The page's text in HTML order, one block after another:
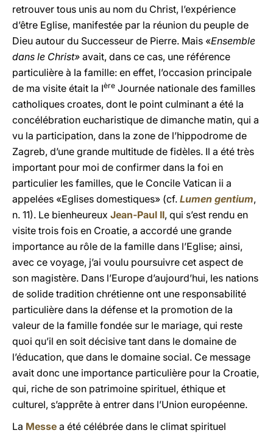
retrouver tous unis au nom du Christ, l’expérience
d’être Eglise, manifestée par la réunion du peuple de
Dieu autour du Successeur de Pierre. Mais «Ensemble
dans le Christ» avait, dans ce cas, une référence
particulière à la famille: en effet, l’occasion principale
de ma visite était la Ière Journée nationale des familles
catholiques croates, dont le point culminant a été la
concélébration eucharistique de dimanche matin, qui a
vu la participation, dans la zone de l’hippodrome de
Zagreb, d’une grande multitude de fidèles. Il a été très
important pour moi de confirmer dans la foi en
particulier les familles, que le Concile Vatican ii a
appelées «Eglises domestiques» (cf. Lumen gentium,
n. 11). Le bienheureux Jean-Paul II, qui s’est rendu en
visite trois fois en Croatie, a accordé une grande
importance au rôle de la famille dans l’Eglise; ainsi,
avec ce voyage, j’ai voulu poursuivre cet aspect de
son magistère. Dans l’Europe d’aujourd’hui, les nations
de solide tradition chrétienne ont une responsabilité
particulière dans la défense et la promotion de la
valeur de la famille fondée sur le mariage, qui reste
quoi qu’il en soit décisive tant dans le domaine de
l’éducation, que dans le domaine social. Ce message
avait donc une importance particulière pour la Croatie,
qui, riche de son patrimoine spirituel, éthique et
culturel, s’apprête à entrer dans l’Union européenne.
La Messe a été célébrée dans le climat spirituel